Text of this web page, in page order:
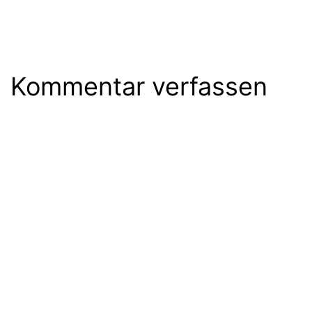
Kommentar verfassen